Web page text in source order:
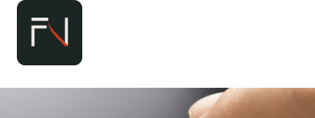
Zum
springen